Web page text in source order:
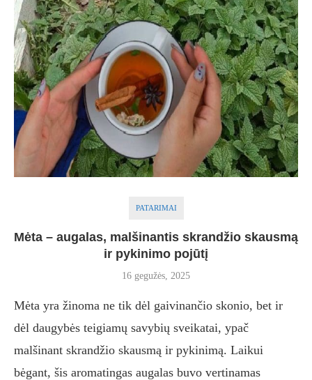
PATARIMAI
Mėta – augalas, malšinantis skrandžio skausmą
ir pykinimo pojūtį
16 gegužės, 2025
Mėta yra žinoma ne tik dėl gaivinančio skonio, bet ir
dėl daugybės teigiamų savybių sveikatai, ypač
malšinant skrandžio skausmą ir pykinimą. Laikui
bėgant, šis aromatingas augalas buvo vertinamas